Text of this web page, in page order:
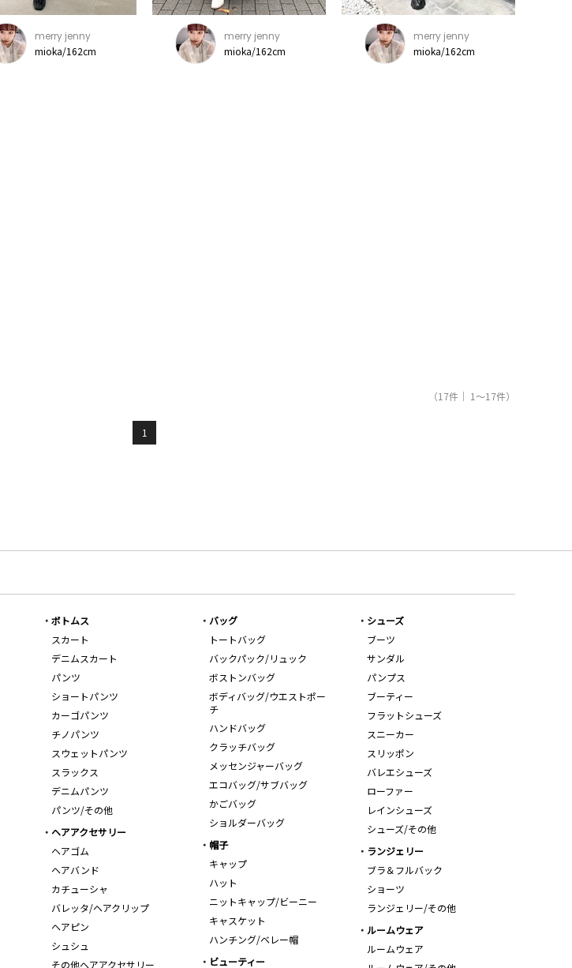
merry jenny
mioka/162cm
merry jenny
mioka/162cm
merry jenny
mioka/162cm
（17件｜ 1～17件）
1
ボトムス
スカート
デニムスカート
パンツ
ショートパンツ
カーゴパンツ
チノパンツ
スウェットパンツ
スラックス
デニムパンツ
パンツ/その他
バッグ
トートバッグ
バックパック/リュック
ボストンバッグ
ボディバッグ/ウエストポー
チ
ハンドバッグ
クラッチバッグ
メッセンジャーバッグ
エコバッグ/サブバッグ
かごバッグ
ショルダーバッグ
シューズ
ブーツ
サンダル
パンプス
ブーティー
フラットシューズ
スニーカー
スリッポン
バレエシューズ
ローファー
レインシューズ
シューズ/その他
ヘアアクセサリー
ヘアゴム
ヘアバンド
カチューシャ
バレッタ/ヘアクリップ
ヘアピン
シュシュ
その他ヘアアクセサリー
帽子
キャップ
ハット
ニットキャップ/ビーニー
キャスケット
ハンチング/ベレー帽
ランジェリー
ブラ＆フルバック
ショーツ
ランジェリー/その他
ルームウェア
ルームウェア
ビューティー